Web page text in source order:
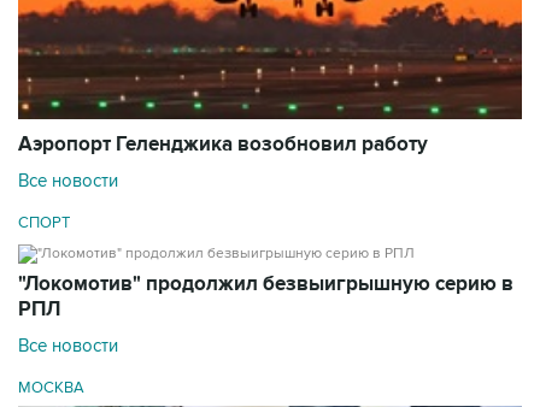
Аэропорт Геленджика возобновил работу
Все новости
СПОРТ
"Локомотив" продолжил безвыигрышную серию в
РПЛ
Все новости
МОСКВА